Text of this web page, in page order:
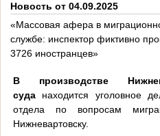
Новость от 04.09.2025
«Массовая афера в
службе: инспектор фиктивно
3726 иностранцев»
В производстве
суда находится уголовное
отдела по вопросам
Нижневартовску.